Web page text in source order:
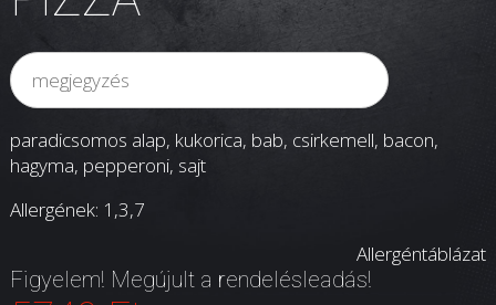
paradicsomos alap, kukorica, bab, csirkemell, bacon,
hagyma, pepperoni, sajt
Allergének: 1,3,7
Allergéntáblázat
Figyelem! Megújult a rendelésleadás!